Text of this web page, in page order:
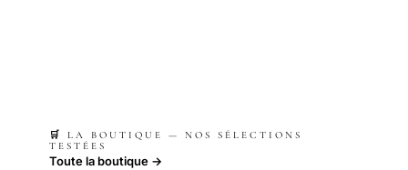
🛒 LA BOUTIQUE — NOS SÉLECTIONS
TESTÉES
Toute la boutique →